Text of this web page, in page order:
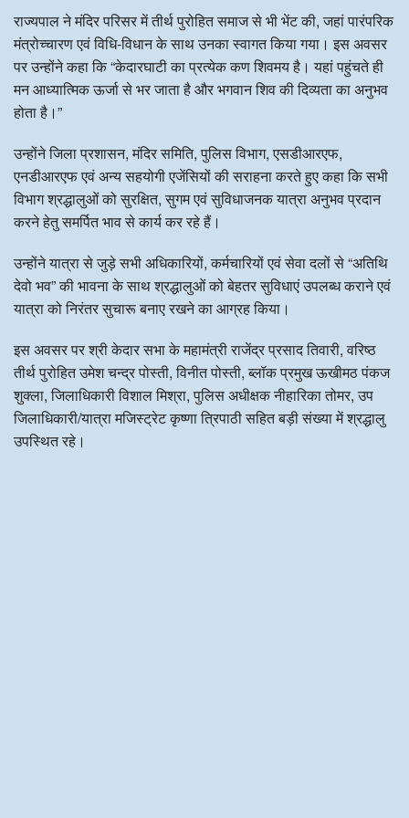
राज्यपाल ने मंदिर परिसर में तीर्थ पुरोहित समाज से भी भेंट की, जहां पारंपरिक
मंत्रोच्चारण एवं विधि-विधान के साथ उनका स्वागत किया गया। इस अवसर
पर उन्होंने कहा कि “केदारघाटी का प्रत्येक कण शिवमय है। यहां पहुंचते ही
मन आध्यात्मिक ऊर्जा से भर जाता है और भगवान शिव की दिव्यता का अनुभव
होता है।”
उन्होंने जिला प्रशासन, मंदिर समिति, पुलिस विभाग, एसडीआरएफ,
एनडीआरएफ एवं अन्य सहयोगी एजेंसियों की सराहना करते हुए कहा कि सभी
विभाग श्रद्धालुओं को सुरक्षित, सुगम एवं सुविधाजनक यात्रा अनुभव प्रदान
करने हेतु समर्पित भाव से कार्य कर रहे हैं।
उन्होंने यात्रा से जुड़े सभी अधिकारियों, कर्मचारियों एवं सेवा दलों से “अतिथि
देवो भव” की भावना के साथ श्रद्धालुओं को बेहतर सुविधाएं उपलब्ध कराने एवं
यात्रा को निरंतर सुचारू बनाए रखने का आग्रह किया।
इस अवसर पर श्री केदार सभा के महामंत्री राजेंद्र प्रसाद तिवारी, वरिष्ठ
तीर्थ पुरोहित उमेश चन्द्र पोस्ती, विनीत पोस्ती, ब्लॉक प्रमुख ऊखीमठ पंकज
शुक्ला, जिलाधिकारी विशाल मिश्रा, पुलिस अधीक्षक नीहारिका तोमर, उप
जिलाधिकारी/यात्रा मजिस्ट्रेट कृष्णा त्रिपाठी सहित बड़ी संख्या में श्रद्धालु
उपस्थित रहे।